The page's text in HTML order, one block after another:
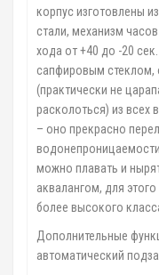
корпус изготовлены
стали, механизм
хода от +40 до -20
сапфировым стеклом,
(практически не
расколоться) из всех
– оно прекрасно
можно плавать и
аквалангом, для
более высокого
Дополнительные
автоматический